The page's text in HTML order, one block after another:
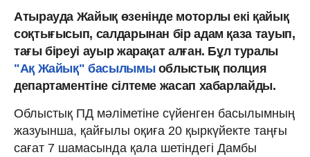
Атырауда Жайық өзенінде моторлы екі қайық
соқтығысып, салдарынан бір адам қаза тауып,
тағы біреуі ауыр жарақат алған. Бұл туралы
"Ақ Жайық" басылымыоблыстық полция
департаментіне сілтеме жасап хабарлайды.
Облыстық ПД мәліметіне сүйенген басылымның
жазуынша, қайғылы оқиға 20 қыркүйекте таңғы
сағат 7 шамасында қала шетіндегі Дамбы